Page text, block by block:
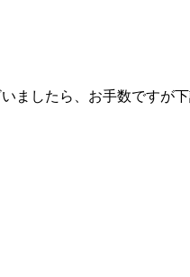
ましたら、お手数ですが